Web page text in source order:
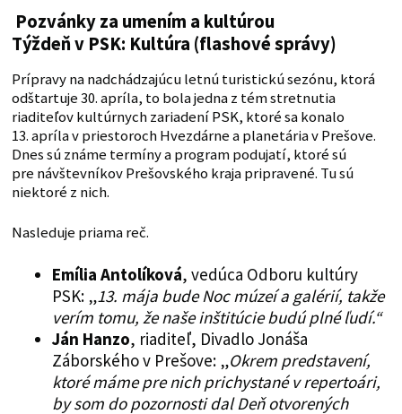
Pozvánky za umením a kultúrou
Týždeň v PSK: Kultúra (flashové správy)
Prípravy na nadchádzajúcu letnú turistickú sezónu, ktorá
odštartuje 30. apríla, to bola jedna z tém stretnutia
riaditeľov kultúrnych zariadení PSK, ktoré sa konalo
13. apríla v priestoroch Hvezdárne a planetária v Prešove.
Dnes sú známe termíny a program podujatí, ktoré sú
pre návštevníkov Prešovského kraja pripravené. Tu sú
niektoré z nich.
Nasleduje priama reč.
Emília Antolíková, vedúca Odboru kultúry
PSK: „13. mája bude Noc múzeí a galérií, takže
verím tomu, že naše inštitúcie budú plné ľudí.“
Ján Hanzo, riaditeľ, Divadlo Jonáša
Záborského v Prešove: „Okrem predstavení,
ktoré máme pre nich prichystané v repertoári,
by som do pozornosti dal Deň otvorených